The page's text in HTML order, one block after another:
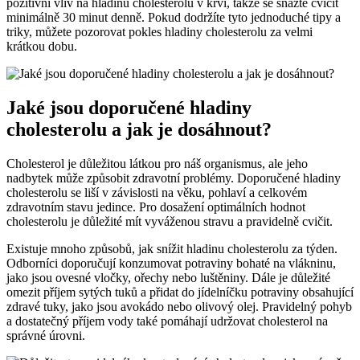
pozitivní vliv na hladinu cholesterolu v krvi, takže se snažte cvičit
minimálně 30 minut denně. Pokud dodržíte tyto jednoduché tipy a
triky, můžete pozorovat pokles hladiny cholesterolu za velmi
krátkou dobu.
Jaké jsou doporučené hladiny
cholesterolu a jak je dosáhnout?
Cholesterol je důležitou látkou pro náš organismus, ale jeho
nadbytek může způsobit zdravotní problémy. Doporučené hladiny
cholesterolu se liší v závislosti na věku, pohlaví a celkovém
zdravotním stavu jedince. Pro dosažení optimálních hodnot
cholesterolu je důležité mít vyváženou stravu a pravidelně cvičit.
Existuje mnoho způsobů, jak snížit hladinu cholesterolu za týden.
Odborníci doporučují konzumovat potraviny bohaté na vlákninu,
jako jsou ovesné vločky, ořechy nebo luštěniny. Dále je důležité
omezit příjem sytých tuků a přidat do jídelníčku potraviny obsahující
zdravé tuky, jako jsou avokádo nebo olivový olej. Pravidelný pohyb
a dostatečný příjem vody také pomáhají udržovat cholesterol na
správné úrovni.